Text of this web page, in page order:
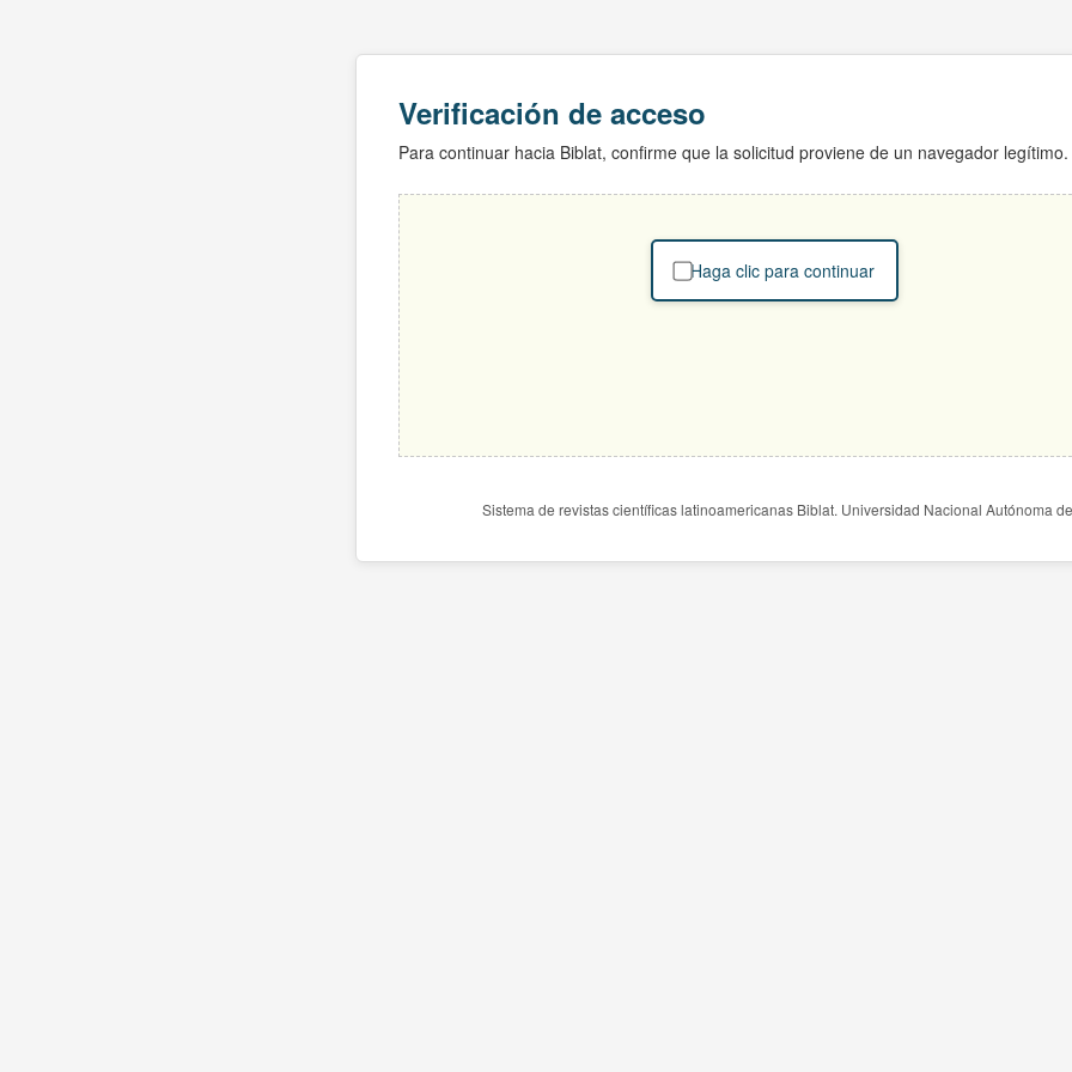
Verificación de acceso
Para continuar hacia Biblat, confirme que la solicitud proviene de un navegador legítimo.
Haga clic para continuar
Sistema de revistas científicas latinoamericanas Biblat. Universidad Nacional Autónoma